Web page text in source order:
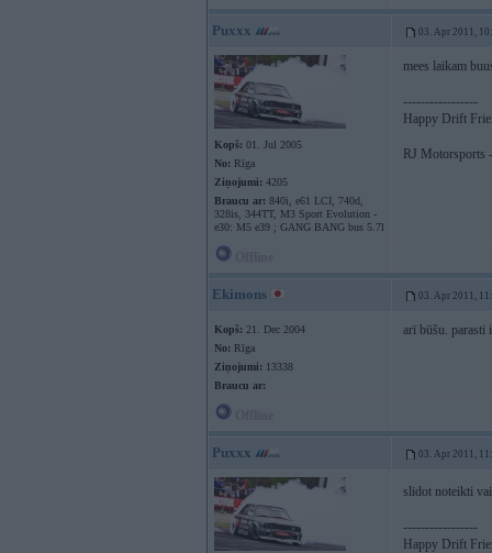
Puxxx 03. Apr 2011,
Kopš: 01. Jul 2005
No: Rīga
Ziņojumi: 4205
Braucu ar: 840i, e61 LCI, 740d,
328is, 344TT, M3 Sport Evolution -
e30: M5 e39 ; GANG BANG bus 5.7l
mees laikam
-----------------
Happy Drift
RJ Motorsports
Ekimons 03. Apr 2011,
Kopš: 21. Dec 2004
No: Rīga
Ziņojumi: 13338
Braucu ar:
arī būšu. parasti
Puxxx 03. Apr 2011,
slidot noteikti
-----------------
Happy Drift